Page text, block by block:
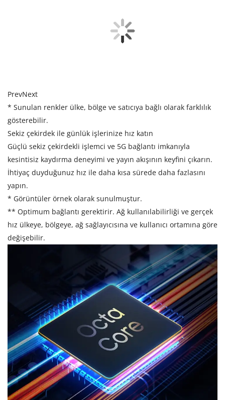
PrevNext
* Sunulan renkler ülke, bölge ve satıcıya bağlı olarak farklılık
gösterebilir.
Sekiz çekirdek ile günlük işlerinize hız katın
Güçlü sekiz çekirdekli işlemci ve 5G bağlantı imkanıyla
kesintisiz kaydırma deneyimi ve yayın akışının keyfini çıkarın.
İhtiyaç duyduğunuz hız ile daha kısa sürede daha fazlasını
yapın.
* Görüntüler örnek olarak sunulmuştur.
** Optimum bağlantı gerektirir. Ağ kullanılabilirliği ve gerçek
hız ülkeye, bölgeye, ağ sağlayıcısına ve kullanıcı ortamına göre
değişebilir.